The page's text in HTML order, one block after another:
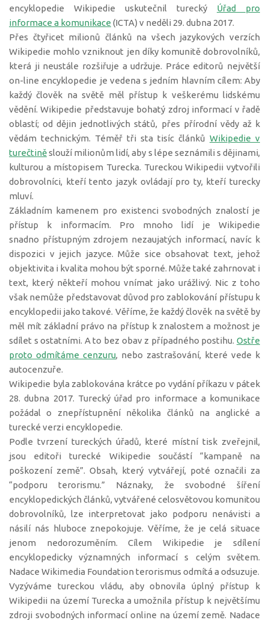
encyklopedie Wikipedie uskutečnil turecký Úřad pro
informace a komunikace (ICTA) v neděli 29. dubna 2017.
Přes čtyřicet milionů článků na všech jazykových verzích
Wikipedie mohlo vzniknout jen díky komunitě dobrovolníků,
která ji neustále rozšiřuje a udržuje. Práce editorů největší
on-line encyklopedie je vedena s jedním hlavním cílem: Aby
každý člověk na světě měl přístup k veškerému lidskému
vědění. Wikipedie představuje bohatý zdroj informací v řadě
oblastí; od dějin jednotlivých států, přes přírodní vědy až k
vědám technickým. Téměř tři sta tisíc článků Wikipedie v
turečtiněslouží milionům lidí, aby s lépe seznámili s dějinami,
kulturou a místopisem Turecka. Tureckou Wikipedii vytvořili
dobrovolníci, kteří tento jazyk ovládají pro ty, kteří turecky
mluví.
Základním kamenem pro existenci svobodných znalostí je
přístup k informacím. Pro mnoho lidí je Wikipedie
snadno přístupným zdrojem nezaujatých informací, navíc k
dispozici v jejich jazyce. Může sice obsahovat text, jehož
objektivita i kvalita mohou být sporné. Může také zahrnovat i
text, který někteří mohou vnímat jako urážlivý. Nic z toho
však nemůže představovat důvod pro zablokování přístupu k
encyklopedii jako takové. Věříme, že každý člověk na světě by
měl mít základní právo na přístup k znalostem a možnost je
sdílet s ostatními. A to bez obav z případného postihu. Ostře
proto odmítáme cenzuru, nebo zastrašování, které vede k
autocenzuře.
Wikipedie byla zablokována krátce po vydání příkazu v pátek
28. dubna 2017. Turecký úřad pro informace a komunikace
požádal o znepřístupnění několika článků na anglické a
turecké verzi encyklopedie.
Podle tvrzení tureckých úřadů, které místní tisk zveřejnil,
jsou editoři turecké Wikipedie součástí “kampaně na
poškození země”. Obsah, který vytvářejí, poté označili za
“podporu terorismu.” Náznaky, že svobodné šíření
encyklopedických článků, vytvářené celosvětovou komunitou
dobrovolníků, lze interpretovat jako podporu nenávisti a
násilí nás hluboce znepokojuje. Věříme, že je celá situace
jenom nedorozuměním. Cílem Wikipedie je sdílení
encyklopedicky významných informací s celým světem.
Nadace Wikimedia Foundation terorismus odmítá a odsuzuje.
Vyzýváme tureckou vládu, aby obnovila úplný přístup k
Wikipedii na území Turecka a umožnila přístup k největšímu
zdroji svobodných informací online na území země. Nadace